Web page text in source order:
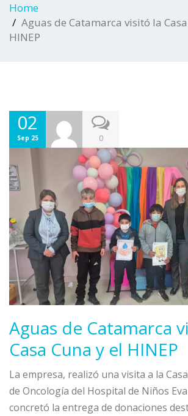
Home
Aguas de Catamarca visitó la
HINEP
02
Sep 25 0
Aguas de Catamarca
Casa Cuna y el HINEP
La empresa, realizó una visita a la
de Oncología del Hospital de Niños
concretó la entrega de donaciones